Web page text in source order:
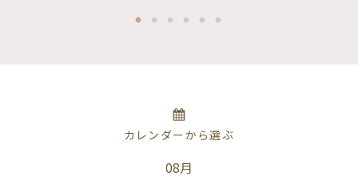
カレンダーから選ぶ
08月